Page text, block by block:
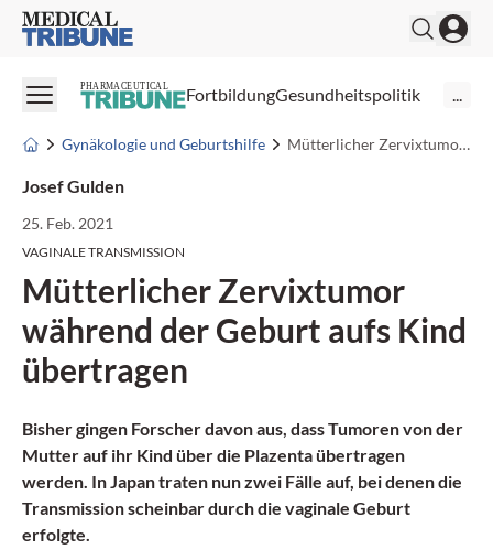
Medical Tribune
PHARMACEUTICAL FortbildungGesundheitspolitik ...
Gynäkologie und Geburtshilfe Mütterlicher Zervixtumor während der Geburt aufs Kind übertragen
Josef Gulden
25. Feb. 2021
VAGINALE TRANSMISSION
Mütterlicher Zervixtumor
während der Geburt aufs Kind
übertragen
Bisher gingen Forscher davon aus, dass Tumoren von der
Mutter auf ihr Kind über die Plazenta übertragen
werden. In Japan traten nun zwei Fälle auf, bei denen die
Transmission scheinbar durch die vaginale Geburt
erfolgte.